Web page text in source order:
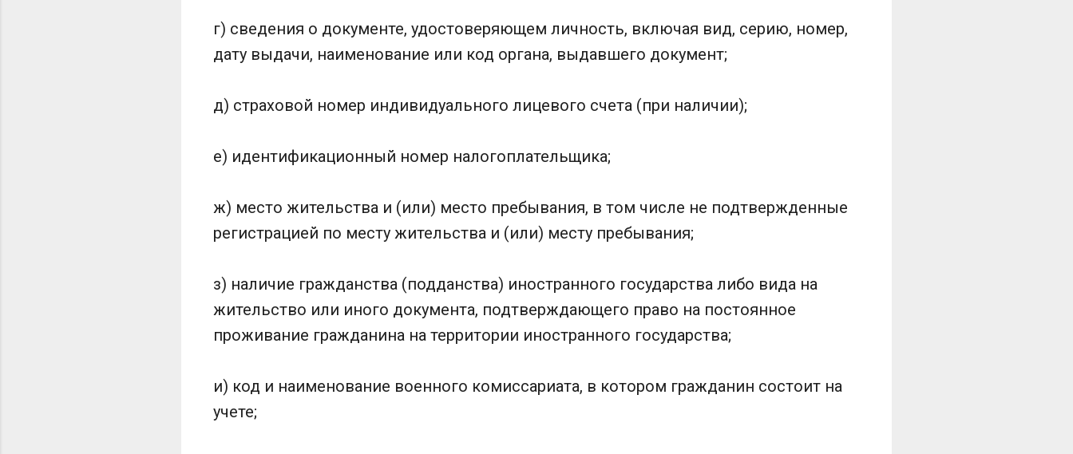
г) сведения о документе, удостоверяющем личность, включая вид, серию, номер,
дату выдачи, наименование или код органа, выдавшего документ;
д) страховой номер индивидуального лицевого счета (при наличии);
е) идентификационный номер налогоплательщика;
ж) место жительства и (или) место пребывания, в том числе не подтвержденные
регистрацией по месту жительства и (или) месту пребывания;
з) наличие гражданства (подданства) иностранного государства либо вида на
жительство или иного документа, подтверждающего право на постоянное
проживание гражданина на территории иностранного государства;
и) код и наименование военного комиссариата, в котором гражданин состоит на
учете;